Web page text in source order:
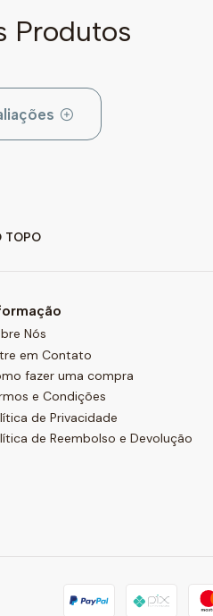
Produtos
TOPO
Nós
em Contato
fazer uma compra
e Condições
de Privacidade
de Reembolso e Devolução